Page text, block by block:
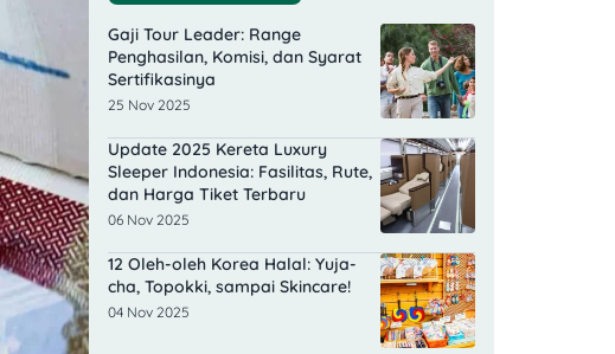
Gaji Tour Leader: Range
Penghasilan, Komisi, dan Syarat
Sertifikasinya
25 Nov 2025
Update 2025 Kereta Luxury
Sleeper Indonesia: Fasilitas, Rute,
dan Harga Tiket Terbaru
06 Nov 2025
12 Oleh-oleh Korea Halal: Yuja-
cha, Topokki, sampai Skincare!
04 Nov 2025